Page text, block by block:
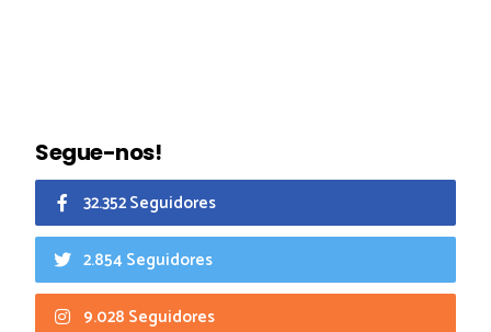
Segue-nos!
32.352 Seguidores
2.854 Seguidores
9.028 Seguidores